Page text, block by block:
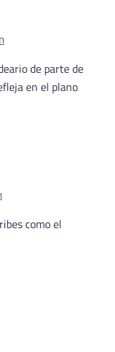
de parte de
en el plano
como el